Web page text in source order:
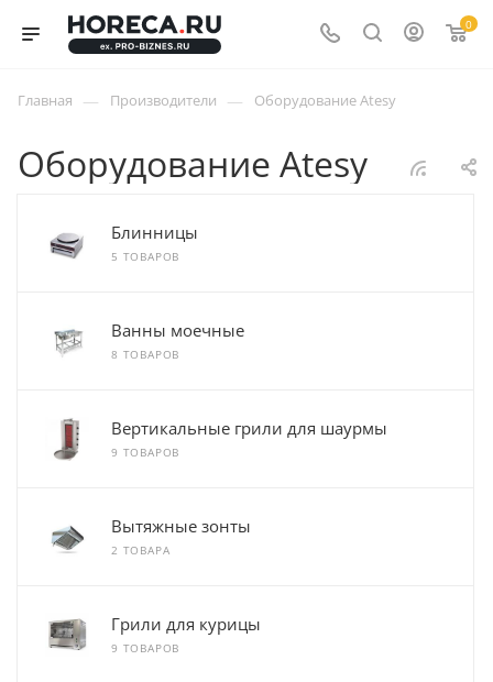
0
Главная — Производители — Оборудование Atesy
Оборудование Atesy
Блинницы
5 ТОВАРОВ
Ванны моечные
8 ТОВАРОВ
Вертикальные грили для шаурмы
9 ТОВАРОВ
Вытяжные зонты
2 ТОВАРА
Грили для курицы
9 ТОВАРОВ